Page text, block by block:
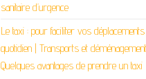
sanitaire d’urgence
Le taxi : pour faciliter vos
quotidien | Transports et
Quelques avantages de prendre un taxi